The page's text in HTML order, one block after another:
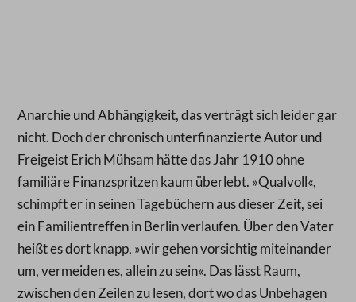
Anarchie und Abhängigkeit, das verträgt sich leider gar
nicht. Doch der chronisch unterfinanzierte Autor und
Freigeist Erich Mühsam hätte das Jahr 1910 ohne
familiäre Finanzspritzen kaum überlebt. »Qualvoll«,
schimpft er in seinen Tagebüchern aus dieser Zeit, sei
ein Familientreffen in Berlin verlaufen. Über den Vater
heißt es dort knapp, »wir gehen vorsichtig miteinander
um, vermeiden es, allein zu sein«. Das lässt Raum,
zwischen den Zeilen zu lesen, dort wo das Unbehagen